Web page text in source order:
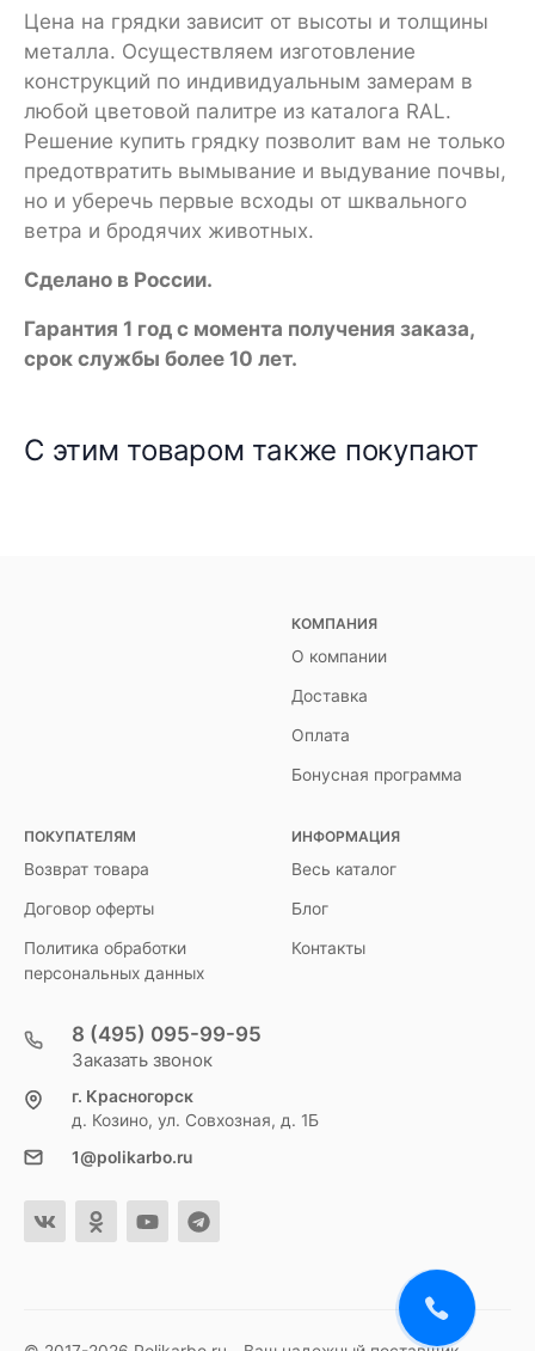
Цена на грядки зависит от высоты и толщины
металла. Осуществляем изготовление
конструкций по индивидуальным замерам в
любой цветовой палитре из каталога RAL.
Решение купить грядку позволит вам не только
предотвратить вымывание и выдувание почвы,
но и уберечь первые всходы от шквального
ветра и бродячих животных.
Сделано в России.
Гарантия 1 год с момента получения заказа,
срок службы более 10 лет.
С этим товаром также покупают
КОМПАНИЯ
О компании
Доставка
Оплата
Бонусная программа
ПОКУПАТЕЛЯМ
Возврат товара
Договор оферты
Политика обработки
персональных данных
ИНФОРМАЦИЯ
Весь каталог
Блог
Контакты
8 (495) 095-99-95
Заказать звонок
г. Красногорск
д. Козино, ул. Совхозная, д. 1Б
1@polikarbo.ru